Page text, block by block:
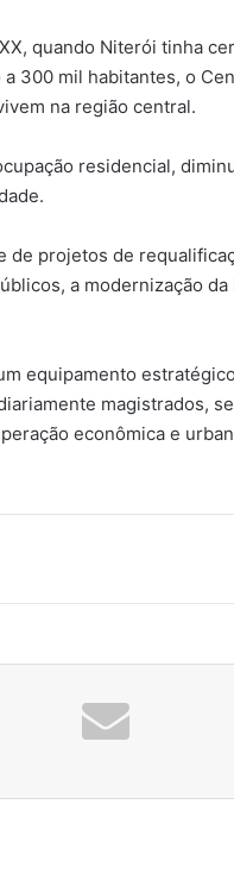
quando Niterói tinha
300 mil habitantes, o
na região central.
residencial,
projetos de
a modernização
equipamento
magistrados,
econômica e